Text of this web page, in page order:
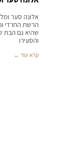
אלונה סער
הרשת החרדי
שהיא גם הבת
והסעירו
קרא עוד ←